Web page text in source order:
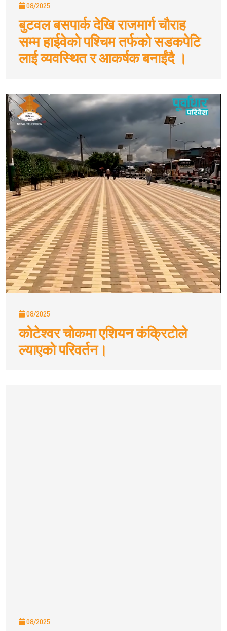
08/2025
बुटवल बसपार्क देखि राजमार्ग चौराह
सम्म हाईवेको पश्चिम तर्फको सडकपेटि
लाई व्यवस्थित र आकर्षक बनाईंदै ।
08/2025
कोटेश्वर चोकमा एशियन कंक्रिटोले
ल्याएको परिवर्तन।
08/2025